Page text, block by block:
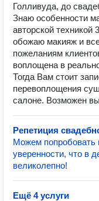
Голливуда, до
Знаю особенности
авторской техникой
обожаю макияж и
пожеланиям
воплощена в
Тогда Вам стоит
перевоплощения
салоне. Возможен
Репетиция
Можем попробовать
уверенности, что в
великолепно!
Ещё 4 услуги